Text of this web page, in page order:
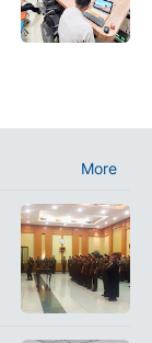
More